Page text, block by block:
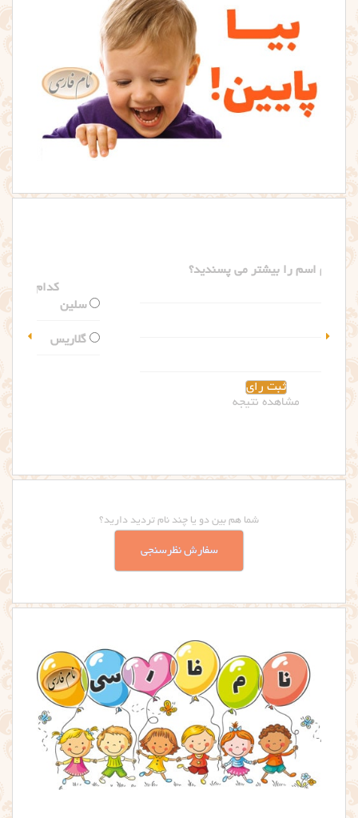
شما هم بین دو یا چند نام تردید دارید؟
سفارش نظرسنجی